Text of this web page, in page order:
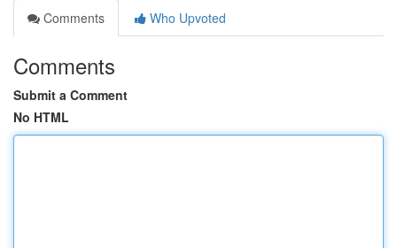
Comments
Who Upvoted
Comments
Submit a Comment
No HTML